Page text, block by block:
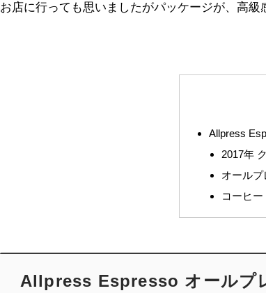
お店に行っても思いましたがパッケージが、高級
Allpress
2017年
オール
コーヒ
Allpress Espresso オールプ